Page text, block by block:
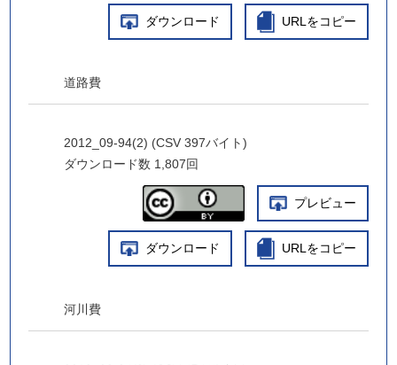
ダウンロード URLをコピー
道路費
2012_09-94(2) (CSV 397バイト)
ダウンロード数 1,807回
プレビュー
ダウンロード URLをコピー
河川費